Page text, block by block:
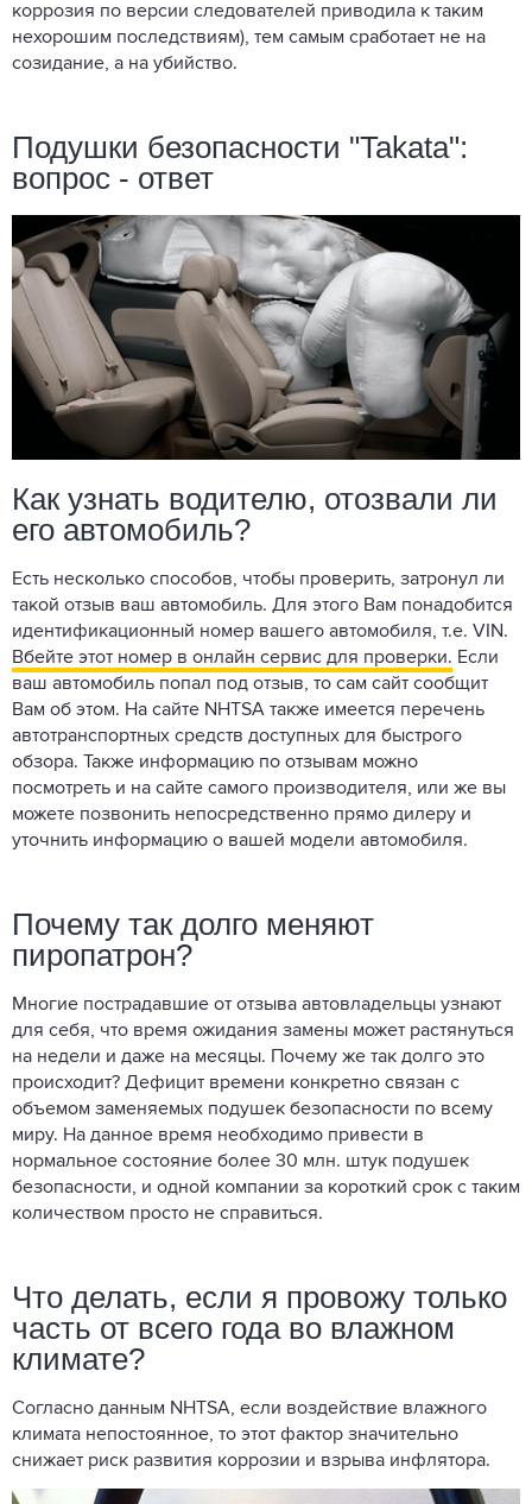
коррозия по версии следователей приводила к таким
нехорошим последствиям), тем самым сработает не на
созидание, а на убийство.
Подушки безопасности "Takata":
вопрос - ответ
Как узнать водителю, отозвали ли
его автомобиль?
Есть несколько способов, чтобы проверить, затронул ли
такой отзыв ваш автомобиль. Для этого Вам понадобится
идентификационный номер вашего автомобиля, т.е. VIN.
Вбейте этот номер в онлайн сервис для проверки. Если
ваш автомобиль попал под отзыв, то сам сайт сообщит
Вам об этом. На сайте NHTSA также имеется перечень
автотранспортных средств доступных для быстрого
обзора. Также информацию по отзывам можно
посмотреть и на сайте самого производителя, или же вы
можете позвонить непосредственно прямо дилеру и
уточнить информацию о вашей модели автомобиля.
Почему так долго меняют
пиропатрон?
Многие пострадавшие от отзыва автовладельцы узнают
для себя, что время ожидания замены может растянуться
на недели и даже на месяцы. Почему же так долго это
происходит? Дефицит времени конкретно связан с
объемом заменяемых подушек безопасности по всему
миру. На данное время необходимо привести в
нормальное состояние более 30 млн. штук подушек
безопасности, и одной компании за короткий срок с таким
количеством просто не справиться.
Что делать, если я провожу только
часть от всего года во влажном
климате?
Согласно данным NHTSA, если воздействие влажного
климата непостоянное, то этот фактор значительно
снижает риск развития коррозии и взрыва инфлятора.